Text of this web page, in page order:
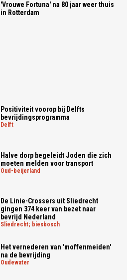
'Vrouwe Fortuna' na 80 jaar weer thuis
in Rotterdam
Positiviteit voorop bij Delfts
bevrijdingsprogramma
delft
Halve dorp begeleidt Joden die zich
moeten melden voor transport
oud-beijerland
De Linie-Crossers uit Sliedrecht
gingen 374 keer van bezet naar
bevrijd Nederland
sliedrecht; biesbosch
Het vernederen van 'moffenmeiden'
na de bevrijding
oudewater